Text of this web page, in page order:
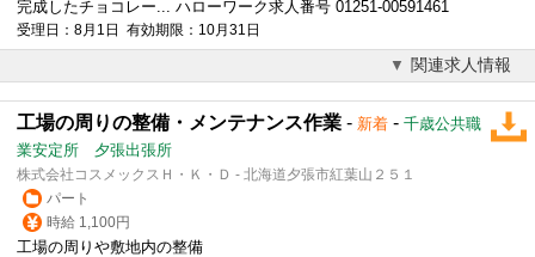
完成したチョコレー... ハローワーク求人番号 01251-00591461
受理日：8月1日 有効期限：10月31日
関連求人情報
工場の周りの整備・メンテナンス作業 - 新着 - 千歳公共職
業安定所 夕張出張所
株式会社コスメックスＨ・Ｋ・Ｄ - 北海道夕張市紅葉山２５１
パート
時給 1,100円
工場の周りや敷地内の整備